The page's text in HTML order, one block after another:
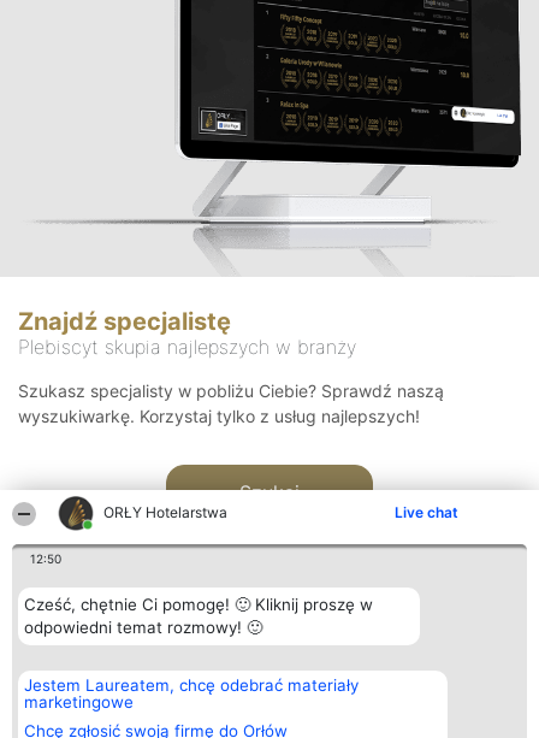
ORŁY Hotelarstwa Live chat
12:50
Cześć, chętnie Ci pomogę! 🙂 Kliknij proszę w
odpowiedni temat rozmowy! 🙂
Jestem Laureatem, chcę odebrać materiały
marketingowe
Chcę zgłosić swoją firmę do Orłów
Znajdź specjalistę
Plebiscyt skupia najlepszych w branży
Szukasz specjalisty w pobliżu Ciebie? Sprawdź naszą
wyszukiwarkę. Korzystaj tylko z usług najlepszych!
Szukaj
Organizator plebiscytu
Bright Side Solutions sp. z o.
o. sp. k.
ul. Ruska 22
Plebiscyt
Laureaci
wszystkich
Kontakt
Kontakt